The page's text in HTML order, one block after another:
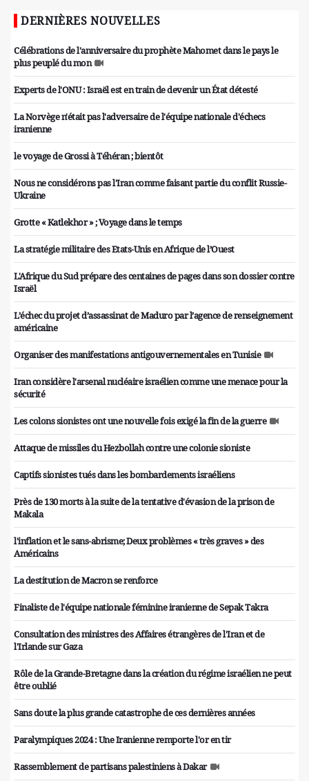
DERNIÈRES NOUVELLES
Célébrations de l'anniversaire du prophète Mahomet dans le pays le
plus peuplé du mon
Experts de l'ONU : Israël est en train de devenir un État détesté
La Norvège n'était pas l'adversaire de l'équipe nationale d'échecs
iranienne
le voyage de Grossi à Téhéran ; bientôt
Nous ne considérons pas l'Iran comme faisant partie du conflit Russie-
Ukraine
Grotte « Katlekhor » ; Voyage dans le temps
La stratégie militaire des Etats-Unis en Afrique de l’Ouest
L'Afrique du Sud prépare des centaines de pages dans son dossier contre
Israël
L’échec du projet d’assassinat de Maduro par l’agence de renseignement
américaine
Organiser des manifestations antigouvernementales en Tunisie
Iran considère l'arsenal nucléaire israélien comme une menace pour la
sécurité
Les colons sionistes ont une nouvelle fois exigé la fin de la guerre
Attaque de missiles du Hezbollah contre une colonie sioniste
Captifs sionistes tués dans les bombardements israéliens
Près de 130 morts à la suite de la tentative d'évasion de la prison de
Makala
l'inflation et le sans-abrisme; Deux problèmes « très graves » des
Américains
La destitution de Macron se renforce
Finaliste de l'équipe nationale féminine iranienne de Sepak Takra
Consultation des ministres des Affaires étrangères de l'Iran et de
l'Irlande sur Gaza
Rôle de la Grande-Bretagne dans la création du régime israélien ne peut
être oublié
Sans doute la plus grande catastrophe de ces dernières années
Paralympiques 2024 : Une Iranienne remporte l'or en tir
Rassemblement de partisans palestiniens à Dakar